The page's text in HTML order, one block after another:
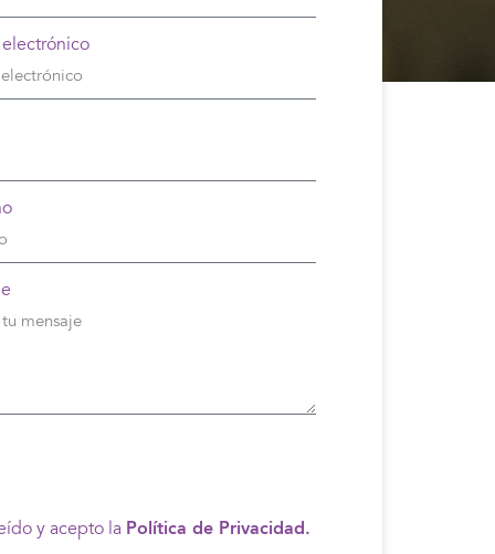
y acepto la Política de Privacidad.